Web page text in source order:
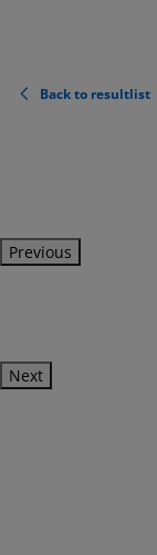
Back to resultlist
Previous
Next